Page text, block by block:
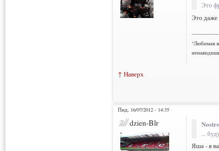
Это
Это даже
"Любимая
↑ Наверх
Пнд, 16/07/2012 - 14:35
dzien-Blr
...
Яша - я